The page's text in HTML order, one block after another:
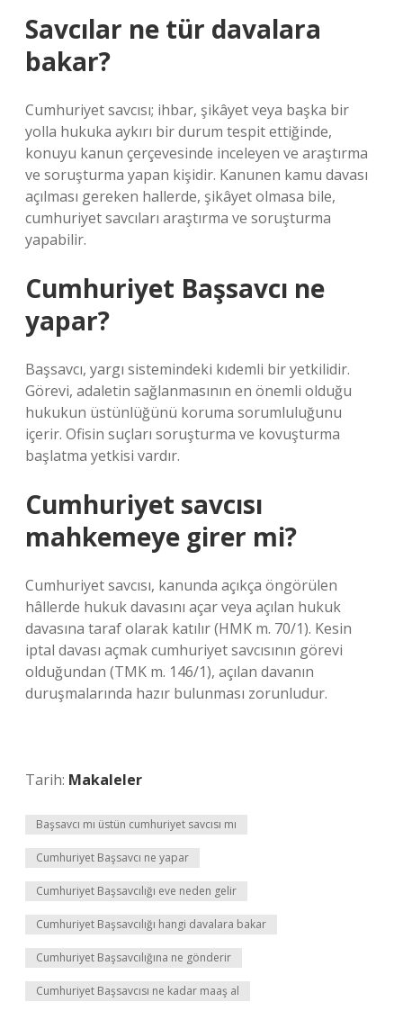
Savcılar ne tür davalara
bakar?
Cumhuriyet savcısı; ihbar, şikâyet veya başka bir
yolla hukuka aykırı bir durum tespit ettiğinde,
konuyu kanun çerçevesinde inceleyen ve araştırma
ve soruşturma yapan kişidir. Kanunen kamu davası
açılması gereken hallerde, şikâyet olmasa bile,
cumhuriyet savcıları araştırma ve soruşturma
yapabilir.
Cumhuriyet Başsavcı ne
yapar?
Başsavcı, yargı sistemindeki kıdemli bir yetkilidir.
Görevi, adaletin sağlanmasının en önemli olduğu
hukukun üstünlüğünü koruma sorumluluğunu
içerir. Ofisin suçları soruşturma ve kovuşturma
başlatma yetkisi vardır.
Cumhuriyet savcısı
mahkemeye girer mi?
Cumhuriyet savcısı, kanunda açıkça öngörülen
hâllerde hukuk davasını açar veya açılan hukuk
davasına taraf olarak katılır (HMK m. 70/1). Kesin
iptal davası açmak cumhuriyet savcısının görevi
olduğundan (TMK m. 146/1), açılan davanın
duruşmalarında hazır bulunması zorunludur.
Tarih: Makaleler
Başsavcı mı üstün cumhuriyet savcısı mı
Cumhuriyet Başsavcı ne yapar
Cumhuriyet Başsavcılığı eve neden gelir
Cumhuriyet Başsavcılığı hangi davalara bakar
Cumhuriyet Başsavcılığına ne gönderir
Cumhuriyet Başsavcısı ne kadar maaş al